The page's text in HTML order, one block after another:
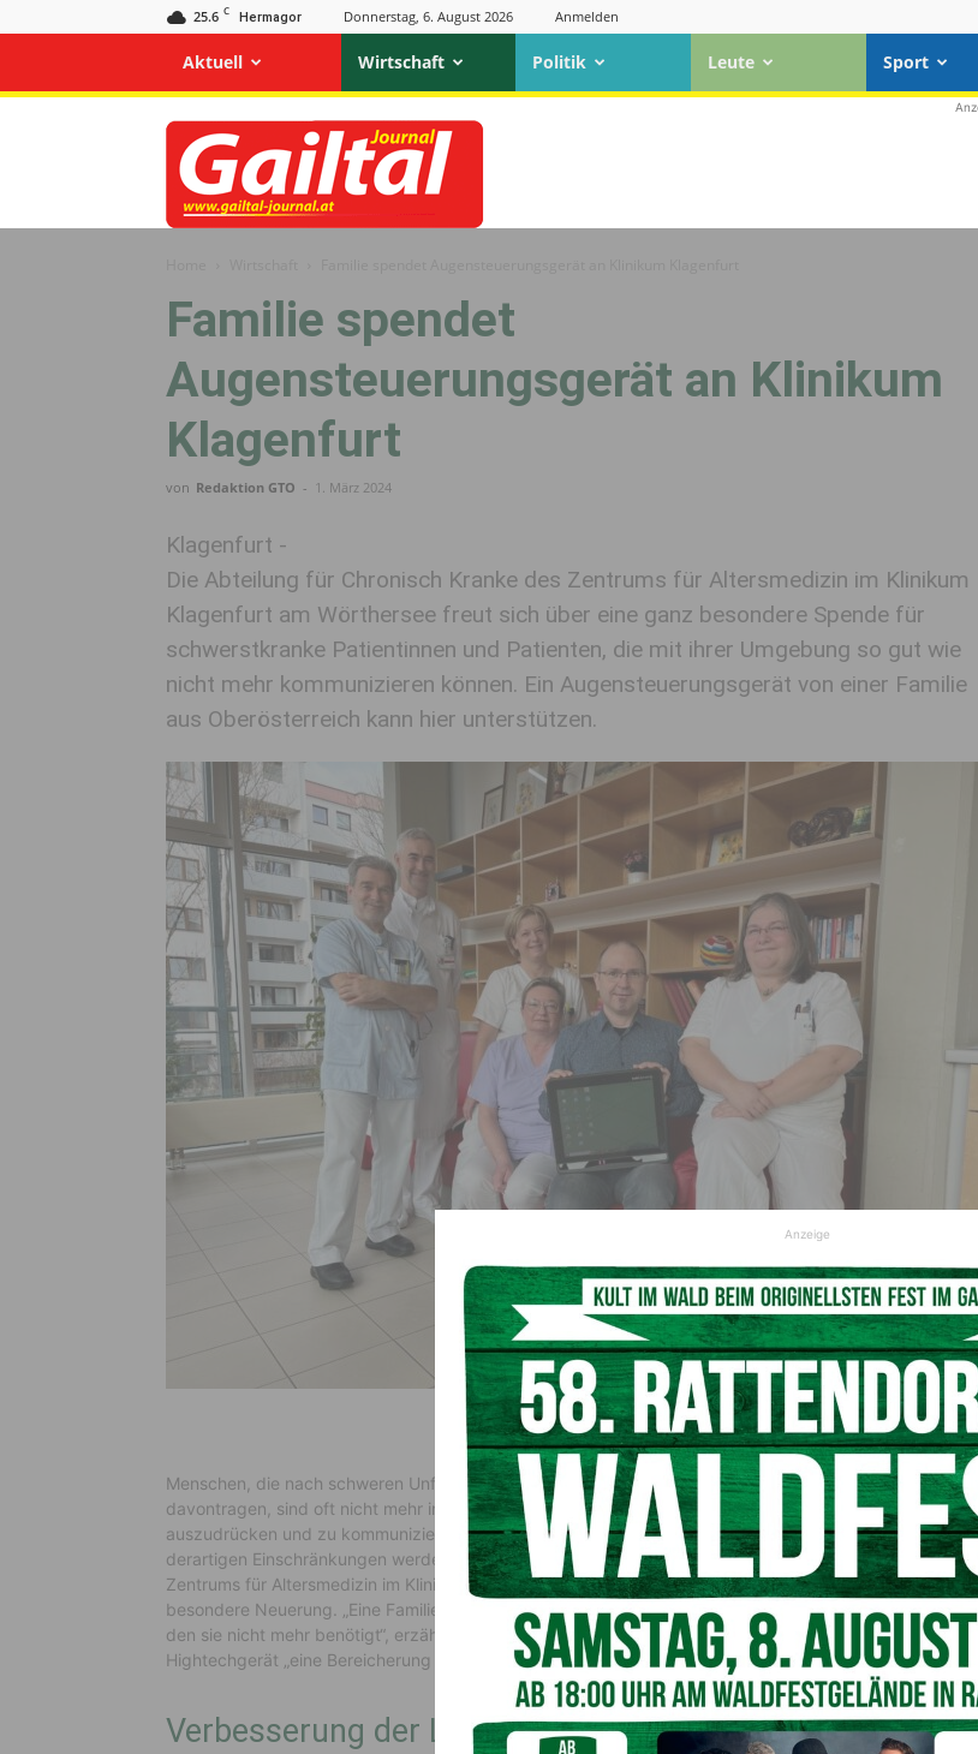
25.6 C Hermagor Donnerstag, 6. August 2026 Anmelden
Aktuell Wirtschaft Politik Leute Sport
Gailtal
Journal
Familie spendet
Augensteuerungsgerät an Klinikum
Klagenfurt
von Redaktion GTO - 1. März 2024
Klagenfurt -
Die Abteilung für Chronisch Kranke des Zentrums für Altersmedizin im Klinikum
Klagenfurt am Wörthersee freut sich über eine ganz besondere Spende für
schwerstkranke Patientinnen und Patienten, die mit ihrer Umgebung so gut wie
nicht mehr kommunizieren können. Ein Augensteuerungsgerät von einer Familie
aus Oberösterreich kann hier unterstützen.
©
Menschen, die nach schweren Unfällen oder neurologischen Erkrankungen massive Hirnverletzungen
davontragen, sind oft nicht mehr in der Lage Arme und Beine zielgerichtet zu bewegen, sich sprachlich
auszudrücken und zu kommunizieren. Acht Patientinnen und Patienten zwischen 26 und 77 Jahren mit
derartigen Einschränkungen werden aktuell auf der Station C3 der Abteilung für Chronisch Kranke des
Zentrums für Altersmedizin im Klinikum Klagenfurt am Wörthersee betreut. Für sie gibt es nun eine
besondere Neuerung. „Eine Familie aus Oberösterreich spendete uns einen Augensteuerungscomputer,
den sie nicht mehr benötigt“, erzählt Abteilungsvorstand Prim. Dr. Georg Pinter
, der betont, dass das
Hightechgerät „eine Bereicherung für die Therapie aber natürlich auch für die Kommunikation ist.“
Verbesserung der Lebensqualität
Anzeige